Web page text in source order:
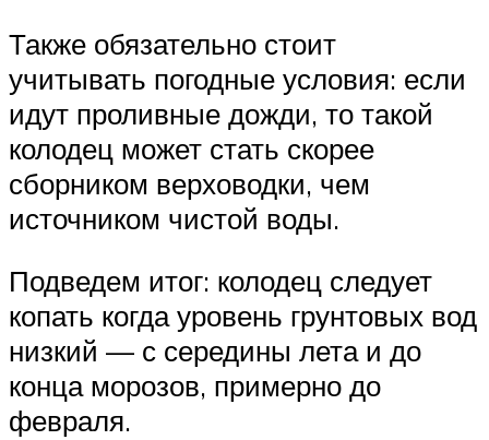
Также обязательно стоит
учитывать погодные условия: если
идут проливные дожди, то такой
колодец может стать скорее
сборником верховодки, чем
источником чистой воды.
Подведем итог: колодец следует
копать когда уровень грунтовых вод
низкий — с середины лета и до
конца морозов, примерно до
февраля.